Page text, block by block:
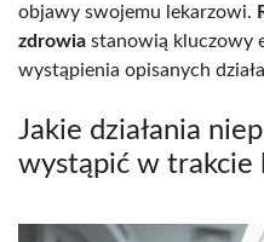
objawy swojemu lekarzowi.
zdrowia stanowią kluczowy
wystąpienia opisanych
Jakie działania
wystąpić w trakcie